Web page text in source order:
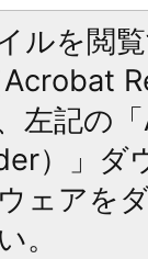
ルを閲
左記の
）」ダ
ェアを
。